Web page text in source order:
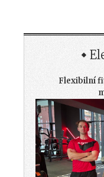
Flexibilní